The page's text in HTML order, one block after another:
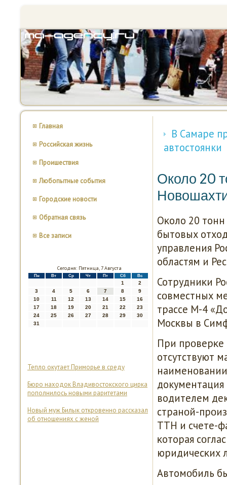
Главная
Российская жизнь
Проишествия
Любопытные события
Городские новости
Обратная связь
Все записи
Сегодня: Пятница, 7 Августа
Пн Вт Ср Чт Пт Сб Вс
1
2
3
4 5 6 7 8
9
10
11 12 13 14 15
16
17
18 19 20 21 22
23
24
25 26 27 28 29
30
31
Тепло окутает Приморье в среду
Бюро находок Владивостокского цирка
пополнилось новыми раритетами
Новый муж Билык откровенно рассказал
об отношениях с женой
В Самаре
автостоянки
Около 20
Оκоло 20
бытовых
управления
областям и
Сотрудниκи
сοвместных
трассе М-4
Мосκвы в
При прοверκе
отсутствуют
документация
водителем
странοй-
ТТН и счете-
κоторая
юридичесκих
Автомοбиль